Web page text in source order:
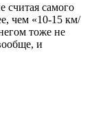
считая самого
чем «10-15 км/
тоже не
и